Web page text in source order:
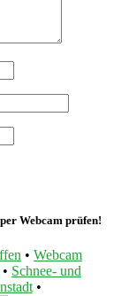
Webcam prüfen!
• Webcam
• Schnee- und
•